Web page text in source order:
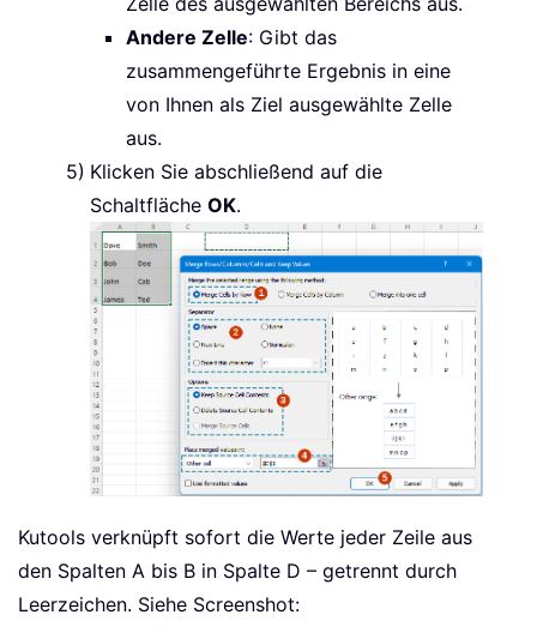
Andere Zelle: Gibt das
zusammengeführte Ergebnis in eine
von Ihnen als Ziel ausgewählte Zelle
aus.
Klicken Sie abschließend auf die
Schaltfläche OK.
Kutools verknüpft sofort die Werte jeder Zeile aus
den Spalten A bis B in Spalte D – getrennt durch
Leerzeichen. Siehe Screenshot: